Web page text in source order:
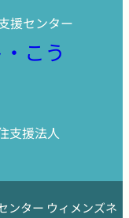
援センター
こう
支援法人
ンター ウィメンズネ